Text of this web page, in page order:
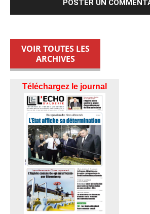
VOIR TOUTES LES
ARCHIVES